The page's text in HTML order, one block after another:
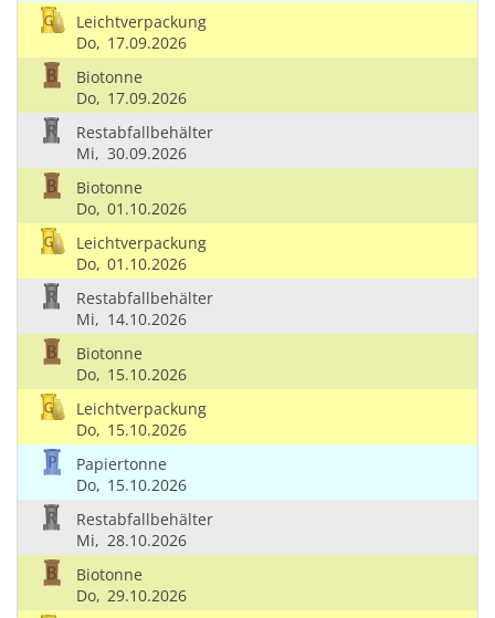
Leichtverpackung
Do, 17.09.2026
Biotonne
Do, 17.09.2026
Restabfallbehälter
Mi, 30.09.2026
Biotonne
Do, 01.10.2026
Leichtverpackung
Do, 01.10.2026
Restabfallbehälter
Mi, 14.10.2026
Biotonne
Do, 15.10.2026
Leichtverpackung
Do, 15.10.2026
Papiertonne
Do, 15.10.2026
Restabfallbehälter
Mi, 28.10.2026
Biotonne
Do, 29.10.2026